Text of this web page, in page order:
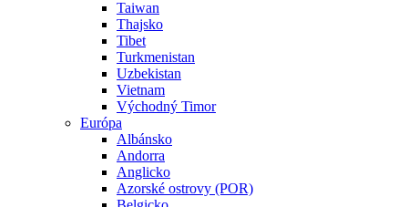
Taiwan
Thajsko
Tibet
Turkmenistan
Uzbekistan
Vietnam
Východný Timor
Európa
Albánsko
Andorra
Anglicko
Azorské ostrovy (POR)